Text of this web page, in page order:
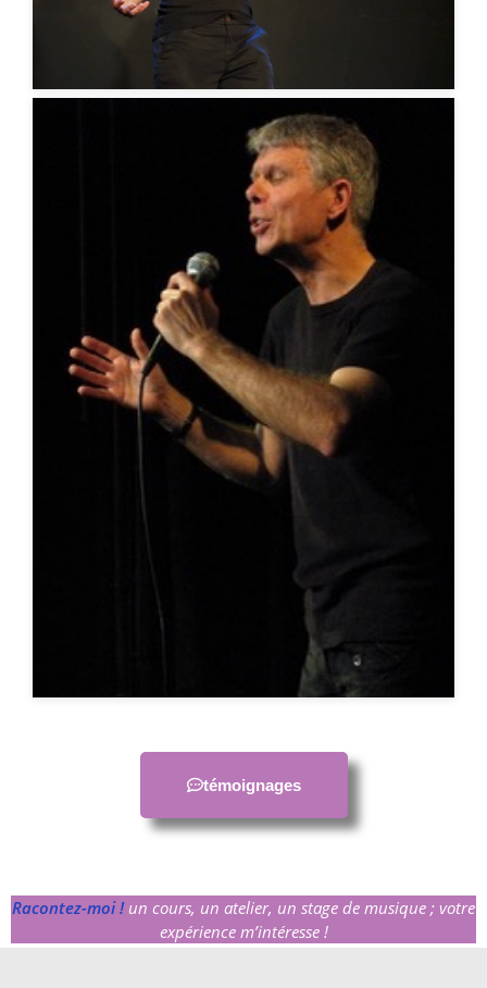
témoignages
Racontez-moi ! un cours, un atelier, un stage de musique ; votre
expérience m’intéresse !